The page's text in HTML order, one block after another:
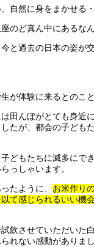
自然に身をまかせる・
のど真ん中にあるなん
と過去の日本の姿が
が体験に来るとのこと
田んぼがとても身近に
たが、都会の子ども
どもたちに滅多にで
っしゃいます。
たように、 お米作り
て感じられるいい機
飲させていただいた
れない感動がありま